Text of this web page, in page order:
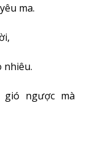
ma.
nhiêu.
ngược mà